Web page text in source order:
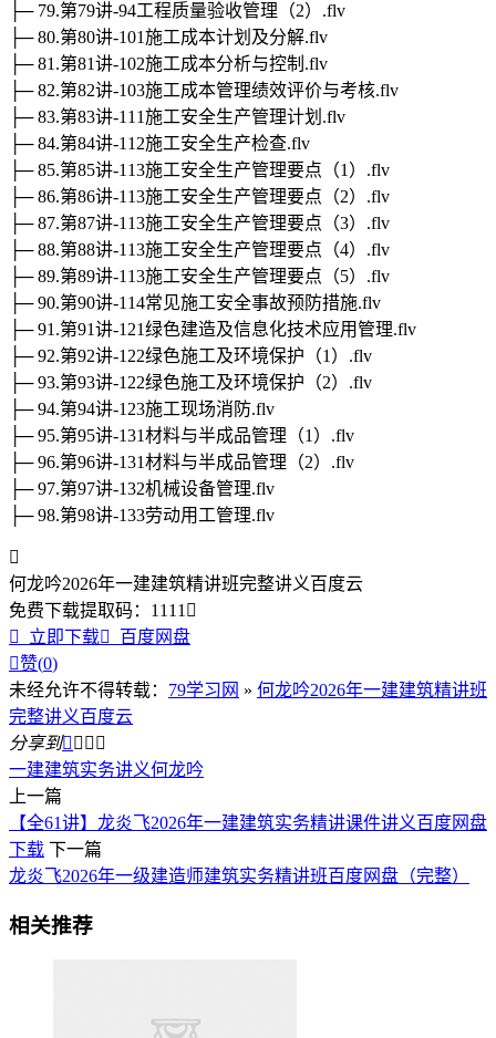
├─ 79.第79讲-94工程质量验收管理（2）.flv
├─ 80.第80讲-101施工成本计划及分解.flv
├─ 81.第81讲-102施工成本分析与控制.flv
├─ 82.第82讲-103施工成本管理绩效评价与考核.flv
├─ 83.第83讲-111施工安全生产管理计划.flv
├─ 84.第84讲-112施工安全生产检查.flv
├─ 85.第85讲-113施工安全生产管理要点（1）.flv
├─ 86.第86讲-113施工安全生产管理要点（2）.flv
├─ 87.第87讲-113施工安全生产管理要点（3）.flv
├─ 88.第88讲-113施工安全生产管理要点（4）.flv
├─ 89.第89讲-113施工安全生产管理要点（5）.flv
├─ 90.第90讲-114常见施工安全事故预防措施.flv
├─ 91.第91讲-121绿色建造及信息化技术应用管理.flv
├─ 92.第92讲-122绿色施工及环境保护（1）.flv
├─ 93.第93讲-122绿色施工及环境保护（2）.flv
├─ 94.第94讲-123施工现场消防.flv
├─ 95.第95讲-131材料与半成品管理（1）.flv
├─ 96.第96讲-131材料与半成品管理（2）.flv
├─ 97.第97讲-132机械设备管理.flv
├─ 98.第98讲-133劳动用工管理.flv

何龙吟2026年一建建筑精讲班完整讲义百度云
免费下载提取码： 1111 

立即下载
百度网盘
赞(0)
未经允许不得转载： 79学习网 » 何龙吟2026年一建建筑精讲班
完整讲义百度云
分享到   
一建建筑实务讲义何龙吟
上一篇
【全61讲】龙炎飞2026年一建建筑实务精讲课件讲义百度网盘
下载 下一篇
龙炎飞2026年一级建造师建筑实务精讲班百度网盘（完整）
相关推荐